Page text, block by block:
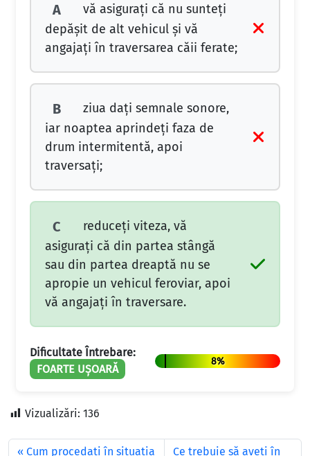
A
vă asigurați că nu sunteți
depășit de alt vehicul și vă
angajați în traversarea căii ferate;
B
ziua dați semnale sonore,
iar noaptea aprindeți faza de
drum intermitentă, apoi
traversați;
C
reduceți viteza, vă
asigurați că din partea stângă
sau din partea dreaptă nu se
apropie un vehicul feroviar, apoi
vă angajați în traversare.
Dificultate Întrebare:
FOARTE UȘOARĂ
8%
Vizualizări: 136
Cum procedaţi în situaţia
Ce trebuie să aveţi în